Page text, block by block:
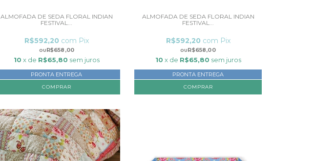
ALMOFADA DE SEDA FLORAL INDIAN
FESTIVAL...
R$658,00
R$592,20 com Pix
10 x de R$65,80 sem juros
PRONTA ENTREGA
ALMOFADA DE SEDA FLORAL INDIAN
FESTIVAL...
R$658,00
R$592,20 com Pix
10 x de R$65,80 sem juros
PRONTA ENTREGA